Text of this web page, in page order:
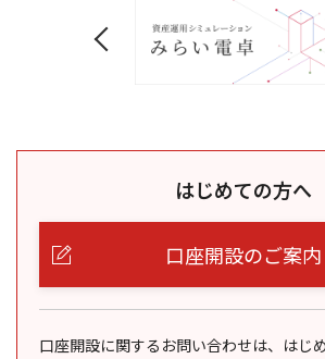
はじめての方へ
口座開設のご案内
口座開設に関するお問い合わせは、はじ